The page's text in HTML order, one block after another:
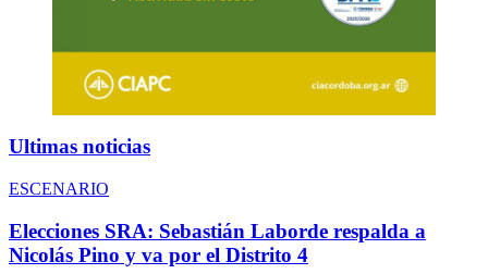
Ultimas noticias
ESCENARIO
Elecciones SRA: Sebastián Laborde respalda a
Nicolás Pino y va por el Distrito 4